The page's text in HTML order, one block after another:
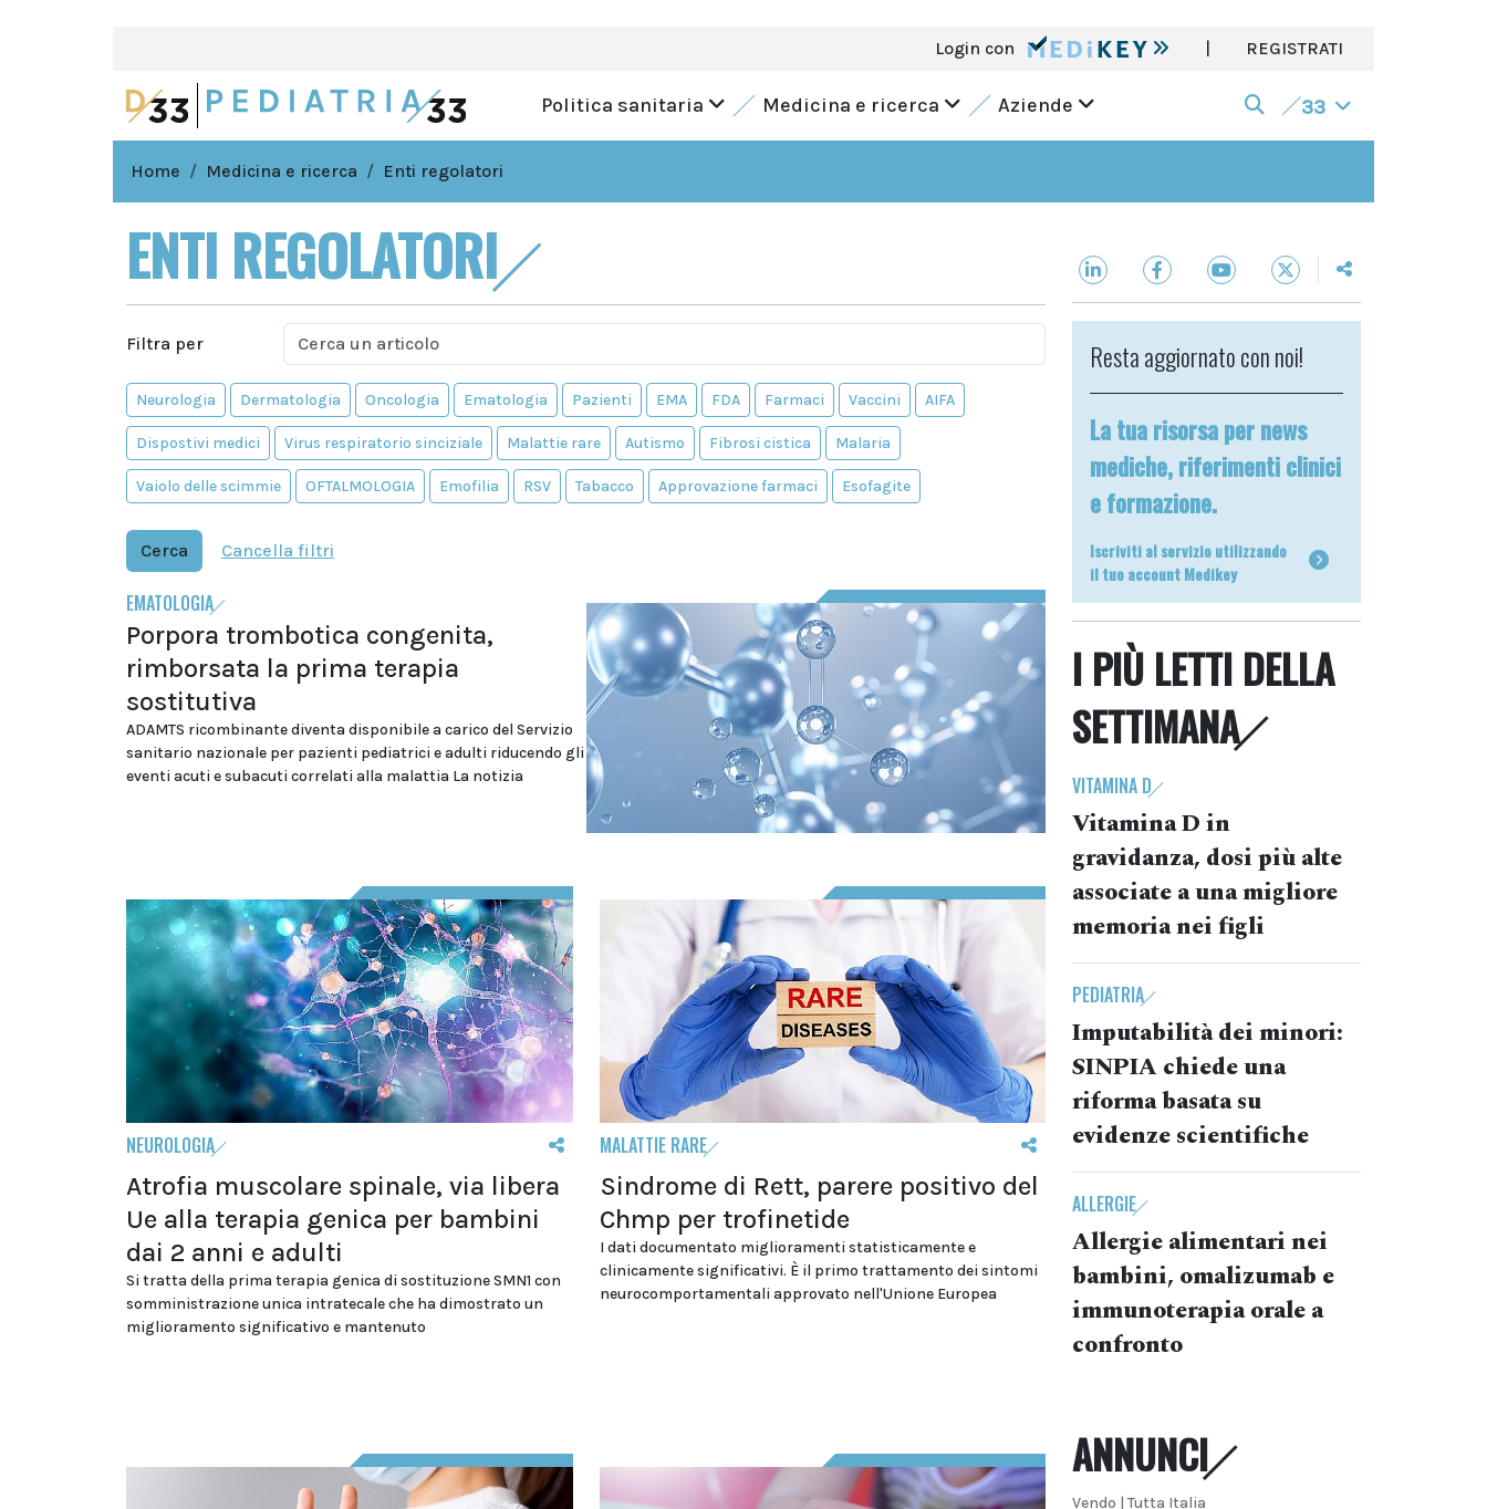
Login con | REGISTRATI
Politica sanitaria Medicina e ricerca Aziende 33
Home Medicina e ricerca Enti regolatori
ENTI REGOLATORI
Filtra per
Neurologia Dermatologia Oncologia Ematologia Pazienti EMA FDA Farmaci Vaccini AIFA
Dispostivi medici Virus respiratorio sinciziale Malattie rare Autismo Fibrosi cistica Malaria
Vaiolo delle scimmie OFTALMOLOGIA Emofilia RSV Tabacco Approvazione farmaci Esofagite
Cerca Cancella filtri
EMATOLOGIA
Porpora trombotica congenita,
rimborsata la prima terapia
sostitutiva
ADAMTS ricombinante diventa disponibile a carico del Servizio
sanitario nazionale per pazienti pediatrici e adulti riducendo gli
eventi acuti e subacuti correlati alla malattia La notizia
NEUROLOGIA
Atrofia muscolare spinale, via libera
Ue alla terapia genica per bambini
dai 2 anni e adulti
Si tratta della prima terapia genica di sostituzione SMN1 con
somministrazione unica intratecale che ha dimostrato un
miglioramento significativo e mantenuto
MALATTIE RARE
Sindrome di Rett, parere positivo del
Chmp per trofinetide
I dati documentato miglioramenti statisticamente e
clinicamente significativi. È il primo trattamento dei sintomi
neurocomportamentali approvato nell'Unione Europea
Resta aggiornato con noi!
La tua risorsa per news
mediche, riferimenti clinici
e formazione.
Iscriviti al servizio utilizzando
il tuo account Medikey
I PIÙ LETTI DELLA
SETTIMANA
VITAMINA D
Vitamina D in
gravidanza, dosi più alte
associate a una migliore
memoria nei figli
PEDIATRIA
Imputabilità dei minori:
SINPIA chiede una
riforma basata su
evidenze scientifiche
ALLERGIE
Allergie alimentari nei
bambini, omalizumab e
immunoterapia orale a
confronto
ANNUNCI
Vendo | Tutta Italia